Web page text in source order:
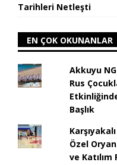
Tarihleri Netleşti
EN ÇOK OKUNANLAR
Akkuyu
Rus
Başlık
Özel
ve Katılım